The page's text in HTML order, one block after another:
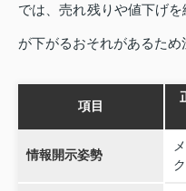
では、売れ残りや値下げ
が下がるおそれがあるため
項目
情報開示姿勢